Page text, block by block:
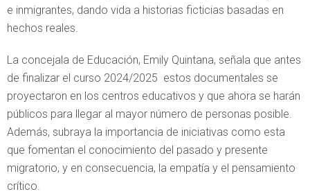
e inmigrantes, dando vida a historias ficticias basadas en
hechos reales.
La concejala de Educación, Emily Quintana, señala que antes
de finalizar el curso 2024/2025 estos documentales se
proyectaron en los centros educativos y que ahora se harán
públicos para llegar al mayor número de personas posible.
Además, subraya la importancia de iniciativas como esta
que fomentan el conocimiento del pasado y presente
migratorio, y en consecuencia, la empatía y el pensamiento
crítico.